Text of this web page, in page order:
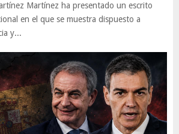
Martínez ha presentado un escrito
en el que se muestra dispuesto a
y...